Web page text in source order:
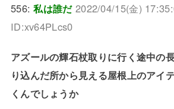
556:私は誰だ 2022/04/15(金)
ID:xv64PLcs0
アズールの輝石杖取りに行く途中の
り込んだ所から見える屋根上のアイ
くんでしょうか